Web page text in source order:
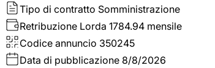
Tipo di contratto Somministrazione
Retribuzione Lorda 1784.94 mensile
Codice annuncio 350245
Data di pubblicazione 8/8/2026